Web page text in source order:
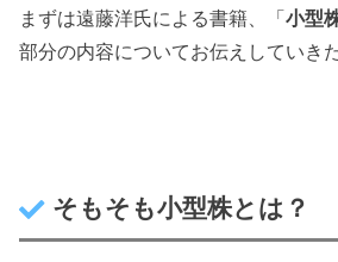
まずは遠藤洋氏による書籍、「小型
部分の内容についてお伝えしていき
そもそも小型株とは？